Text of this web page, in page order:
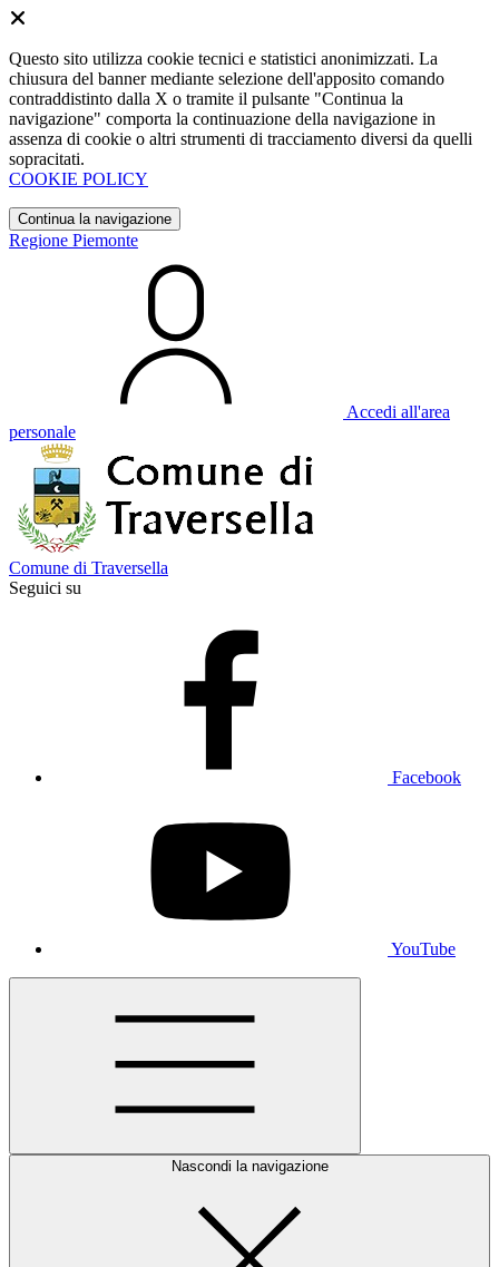
Questo sito utilizza cookie tecnici e statistici anonimizzati. La
chiusura del banner mediante selezione dell'apposito comando
contraddistinto dalla X o tramite il pulsante "Continua la
navigazione" comporta la continuazione della navigazione in
assenza di cookie o altri strumenti di tracciamento diversi da quelli
sopracitati.
COOKIE POLICY
Continua la navigazione
Regione Piemonte
Accedi all'area
personale
Comune di Traversella
Seguici su
Facebook
YouTube
Nascondi la navigazione